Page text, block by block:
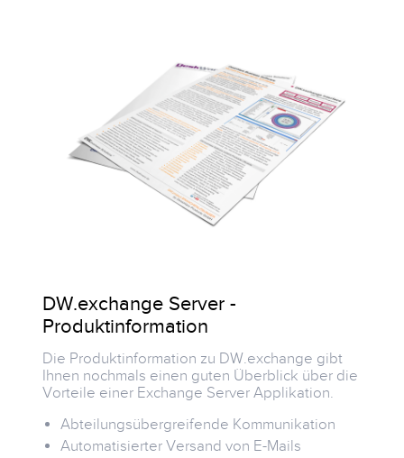
DW.exchange Server -
Produktinformation
Die Produktinformation zu DW.exchange gibt
Ihnen nochmals einen guten Überblick über die
Vorteile einer Exchange Server Applikation.
Abteilungsübergreifende Kommunikation
Automatisierter Versand von E-Mails